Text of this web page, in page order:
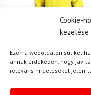
Cookie-
kezelése
Ezen a weboldalon sütiket
annak érdekében, hogy
releváns hirdetéseket
XXL 3XL
SPYDER